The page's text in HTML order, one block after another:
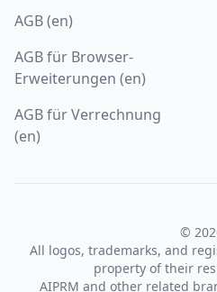
AGB (en)
AGB für Browser-
Erweiterungen (en)
AGB für Verrechnung
(en)
©
All logos, trademarks, and
property of their
AIPRM and other related